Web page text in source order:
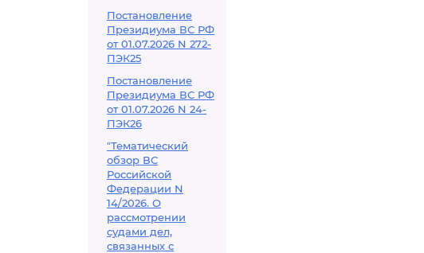
Постановление
Президиума ВС РФ
от 01.07.2026 N 272-
ПЭК25
Постановление
Президиума ВС РФ
от 01.07.2026 N 24-
ПЭК26
"Тематический
обзор ВС
Российской
Федерации N
14/2026. О
рассмотрении
судами дел,
связанных с